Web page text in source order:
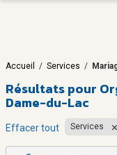
Accueil / Services /
Résultats pour
Dame-du-Lac
Effacer tout Services